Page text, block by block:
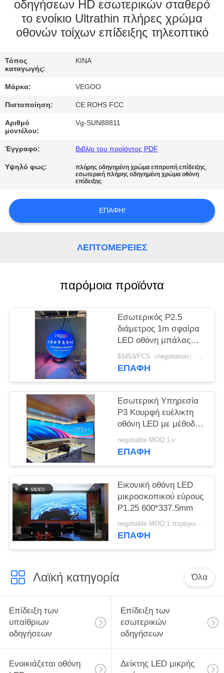
ΕΡΓΟΣΤΑΣΊΟΥ
ΈΛΕΓΧΟΣ
ΕΠΙΚΟΙΝΩΝΉΣΤΕ
ΜΑΖΊ
ΜΑΣ
ΕΙΔΉΣΕΙΣ
ΜΙΑ
ΠΡΟΣΦΟΡΆ
οδηγήσεων HD εσωτερικών σταθερό
το ενοίκιο Ultrathin πλήρες χρώμα
οθονών τοίχων επίδειξης τηλεοπτικό
Τόπος
καταγωγής:
ΚΙΝΑ
Μάρκα: VEGOO
Πιστοποίηση: CE ROHS FCC
Αριθμό
μοντέλου:
Vg-SUN88811
Έγγραφο: Βιβλίο του προϊόντος PDF
Υψηλό φως: πλήρης οδηγημένη χρώμα επιτροπή επίδειξης,
εσωτερική πλήρης οδηγημένη χρώμα οθόνη
επίδειξης
ΕΠΑΦΉ!
ΛΕΠΤΟΜΈΡΕΙΕΣ
παρόμοια προϊόντα
Εσωτερικός P2.5
διάμετρος 1m σφαίρα
LED οθόνη μπάλας
αίθουσα
συνεδριάσεων έκθεση
$3453/PCS（negotiation） MOQ:1pcs
ΕΠΑΦΉ
Εσωτερική Υπηρεσία
P3 Κουρφή ευέλικτη
οθόνη LED με μέθοδο
σάρωσης 1/20 S
Προσαρμόσιμη
negotiable MOQ:1㎡
ΕΠΑΦΉ
Εικονική οθόνη LED
μικροσκοπικού εύρους
P1.25 600*337.5mm
negotiable MOQ:1 τετραγωνικό μέτρο
ΕΠΑΦΉ
Λαϊκή κατηγορία Όλα
Επίδειξη των
υπαίθριων
οδηγήσεων
Επίδειξη των
εσωτερικών
οδηγήσεων
Ενοικιάζεται οθόνη
Δείκτης LED μικρής